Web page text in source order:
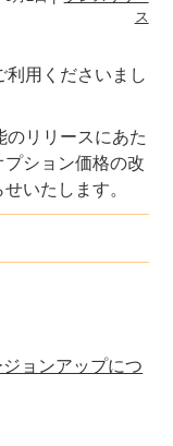
ス
利用くださいまし
のリリースにあた
ション価格の改
いたします。
ョンアップにつ